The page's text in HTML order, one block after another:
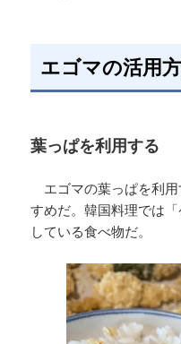
エゴマの活用
葉っぱを利用する
エゴマの葉っぱを利
すめだ。韓国料理では
している食べ物だ。